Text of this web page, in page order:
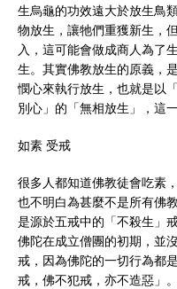
生烏龜的功效遠大於放生鳥
物放生，讓牠們重獲新生，
入，這可能會做成商人為了
生。其實佛教放生的原義，
憫心來執行放生，也就是以
別心」的「無相放生」，這
如素 受戒
很多人都知道佛教徒會吃素
也不明白為甚麼不是所有佛
是源於五戒中的「不殺生」
佛陀在成立僧團的初期，並
戒，因為佛陀的一切行為都
戒，佛不犯戒，亦不造惡」